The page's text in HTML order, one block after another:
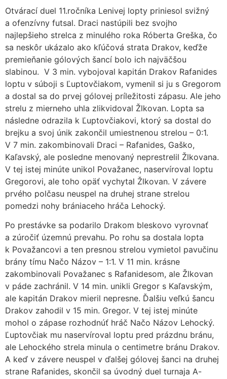
Otvárací duel 11.ročníka Lenivej lopty priniesol svižný
a ofenzívny futsal. Draci nastúpili bez svojho
najlepšieho strelca z minulého roka Róberta Greška, čo
sa neskôr ukázalo ako kľúčová strata Drakov, keďže
premieňanie gólových šancí bolo ich najväčšou
slabinou. V 3 min. vybojoval kapitán Drakov Rafanides
loptu v súboji s Ľuptovčiakom, vymenil si ju s Gregorom
a dostal sa do prvej gólovej príležitosti zápasu. Ale jeho
strelu z mierneho uhla zlikvidoval Žlkovan. Lopta sa
následne odrazila k Ľuptovčiakovi, ktorý sa dostal do
brejku a svoj únik zakončil umiestnenou strelou – 0:1.
V 7 min. zakombinovali Draci – Rafanides, Gaško,
Kaľavský, ale posledne menovaný neprestrelil Žlkovana.
V tej istej minúte unikol Považanec, naservíroval loptu
Gregorovi, ale toho opäť vychytal Žlkovan. V závere
prvého polčasu neuspel na druhej strane strelou
pomedzi nohy brániaceho hráča Lehocký.
Po prestávke sa podarilo Drakom bleskovo vyrovnať
a zúročiť územnú prevahu. Po rohu sa dostala lopta
k Považancovi a ten presnou strelou vymietol pavučinu
brány tímu Načo Názov – 1:1. V 11 min. krásne
zakombinovali Považanec s Rafanidesom, ale Žlkovan
v páde zachránil. V 14 min. unikli Gregor s Kaľavským,
ale kapitán Drakov mieril nepresne. Ďalšiu veľkú šancu
Drakov zahodil v 15 min. Gregor. V tej istej minúte
mohol o zápase rozhodnúť hráč Načo Názov Lehocký.
Ľuptovčiak mu naservíroval loptu pred prázdnu bránu,
ale Lehockého strela minula o centimetre bránu Drakov.
A keď v závere neuspel v ďalšej gólovej šanci na druhej
strane Rafanides, skončil sa úvodný duel turnaja A-